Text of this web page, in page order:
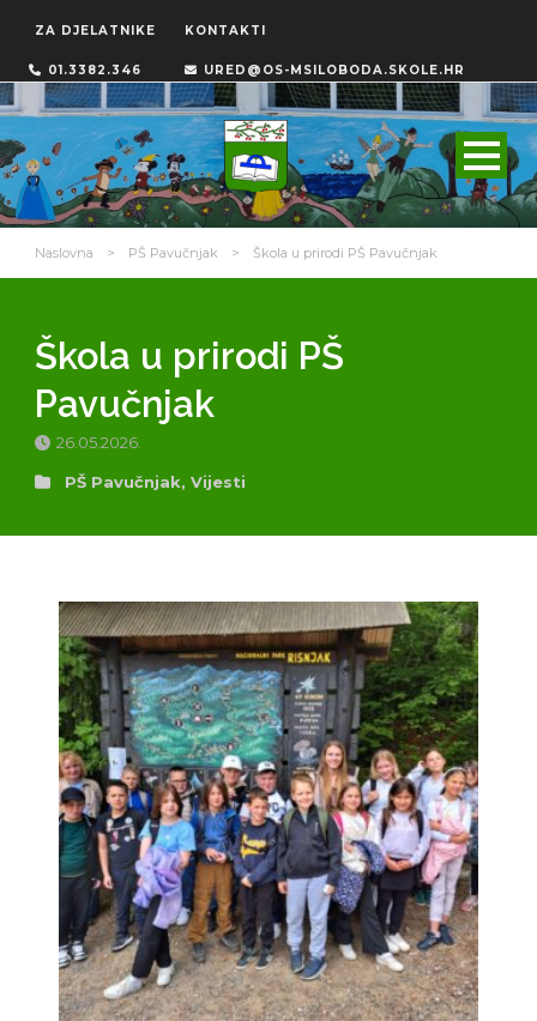
ZA DJELATNIKE KONTAKTI
01.3382.346 URED@OS-MSILOBODA.SKOLE.HR
Naslovna > PŠ Pavučnjak > Škola u prirodi PŠ Pavučnjak
Škola u prirodi PŠ
Pavučnjak
26.05.2026.
PŠ Pavučnjak, Vijesti